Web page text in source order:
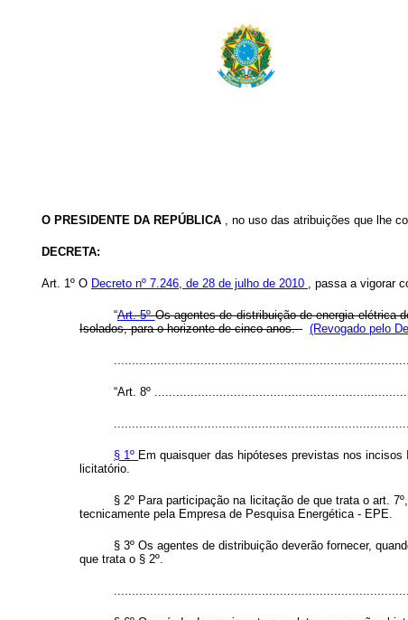
O PRESIDENTE DA REPÚBLICA , no uso das atribuições que lhe
DECRETA:
Art. 1º O Decreto nº 7.246, de 28 de julho de 2010 , passa a vigorar
“Art. 5ºOs agentes de distribuição de energia elétrica
Isolados, para o horizonte de cinco anos.
(Revogado pelo
“Art. 8º
§ 1º Em quaisquer das hipóteses previstas nos incisos
licitatório.
§ 2º Para participação na licitação de que trata o art.
tecnicamente pela Empresa de Pesquisa Energética - EPE.
§ 3º Os agentes de distribuição deverão fornecer,
que trata o § 2º.